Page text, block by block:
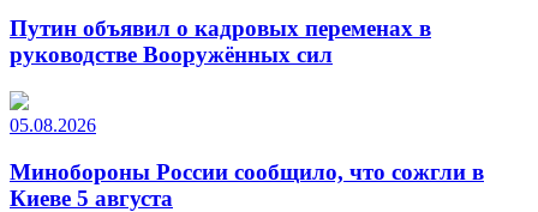
Путин объявил о кадровых переменах в
руководстве Вооружённых сил
05.08.2026
Минобороны России сообщило, что сожгли в
Киеве 5 августа